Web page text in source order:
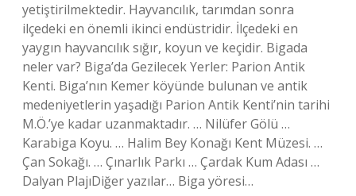
yetiştirilmektedir. Hayvancılık, tarımdan sonra
ilçedeki en önemli ikinci endüstridir. İlçedeki en
yaygın hayvancılık sığır, koyun ve keçidir. Bigada
neler var? Biga’da Gezilecek Yerler: Parion Antik
Kenti. Biga’nın Kemer köyünde bulunan ve antik
medeniyetlerin yaşadığı Parion Antik Kenti’nin tarihi
M.Ö.’ye kadar uzanmaktadır. … Nilüfer Gölü …
Karabiga Koyu. … Halim Bey Konağı Kent Müzesi. …
Çan Sokağı. … Çınarlık Parkı … Çardak Kum Adası …
Dalyan PlajıDiğer yazılar… Biga yöresi…